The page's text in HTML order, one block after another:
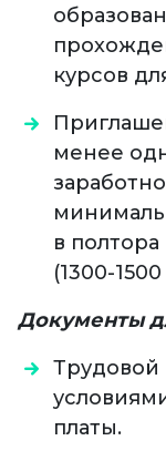
курсов
менее
в
(1300-
Документы
платы.